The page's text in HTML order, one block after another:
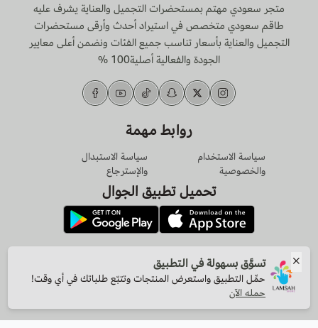
متجر سعودي مهتم بمستحضرات التجميل والعناية يشرف عليه
طاقم سعودي متخصص في استيراد أحدث وأرقى مستحضرات
التجميل والعناية بأسعار تناسب جميع الفئات ونضمن أعلى معايير
الجودة والفعالية أصلية100 %
روابط مهمة
سياسة الاستخدام
والخصوصية
سياسة الاستبدال
والإسترجاع
تحميل تطبيق الجوال
الرقم الضريبي
311035551400003
تسوَّق بسهولة في التطبيق
حمِّل التطبيق واستعرض المنتجات وتتبّع طلباتك في أي وقت!
حمله الآن